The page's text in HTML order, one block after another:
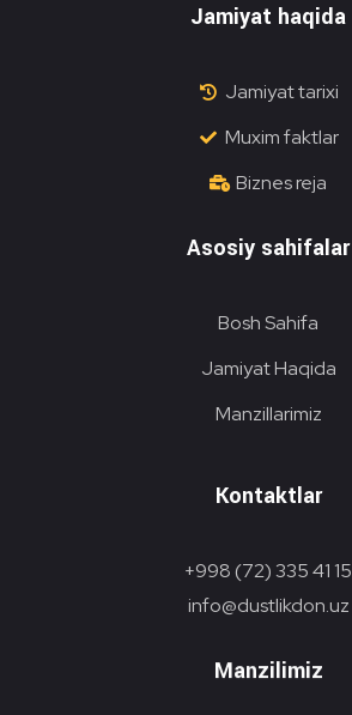
Jamiyat haqida
Jamiyat tarixi
Muxim faktlar
Biznes reja
Asosiy sahifalar
Bosh Sahifa
Jamiyat Haqida
Manzillarimiz
Kontaktlar
+998 (72) 335 41 15
info@dustlikdon.uz
Manzilimiz